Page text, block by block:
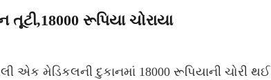
રૂપિયા ચોરાયા
એક મેડિકલની દુકાનમાં 18000 રૂપિયાની ચોરી